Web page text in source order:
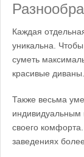
Каждая
уникальна.
суметь
красивые диваны.
Также весьма
индивидуальным
своего
заведениях